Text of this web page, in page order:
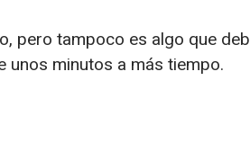
pero tampoco es algo que
unos minutos a más tiempo.